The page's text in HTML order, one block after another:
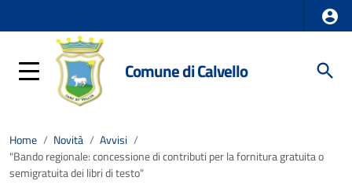
Comune di Calvello
Home / Novità / Avvisi /
"Bando regionale: concessione di contributi per la fornitura gratuita o
semigratuita dei libri di testo"